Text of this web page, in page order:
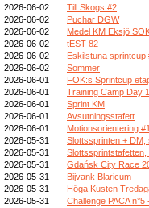
2026-06-02
Till Skogs #2
2026-06-02
Puchar DGW
2026-06-02
Medel KM Eksjö
2026-06-02
tEST 82
2026-06-02
Eskilstuna sprintcup
2026-06-02
Sommer
2026-06-01
FOK:s Sprintcup
2026-06-01
Training Camp Day
2026-06-01
Sprint KM
2026-06-01
Avsutningsstafett
2026-06-01
Motionsorientering #1
2026-05-31
Slottssprinten + DM,
2026-05-31
Slottssprintstafetten,
2026-05-31
Gdańsk City Race
2026-05-31
Bijvank Blaricum
2026-05-31
Höga Kusten
2026-05-31
Challenge PACA n°5